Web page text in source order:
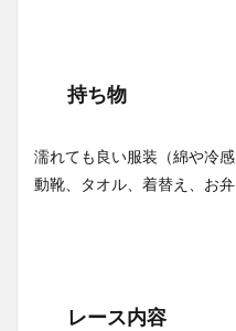
持ち物
濡れても良い服装（綿や冷
動靴、タオル、着替え、お
レース内容